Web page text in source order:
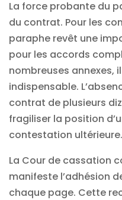
La force probante du
du contrat. Pour les
paraphe revêt une
pour les accords
nombreuses annexes,
indispensable.
contrat de plusieurs
fragiliser la position
contestation ultérieure.
La Cour de cassation
manifeste l’adhésion
chaque page. Cette